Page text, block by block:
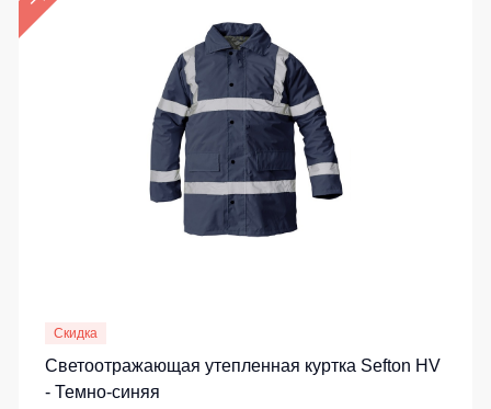
Скидка
Светоотражающая утепленная куртка Sefton HV
- Темно-синяя